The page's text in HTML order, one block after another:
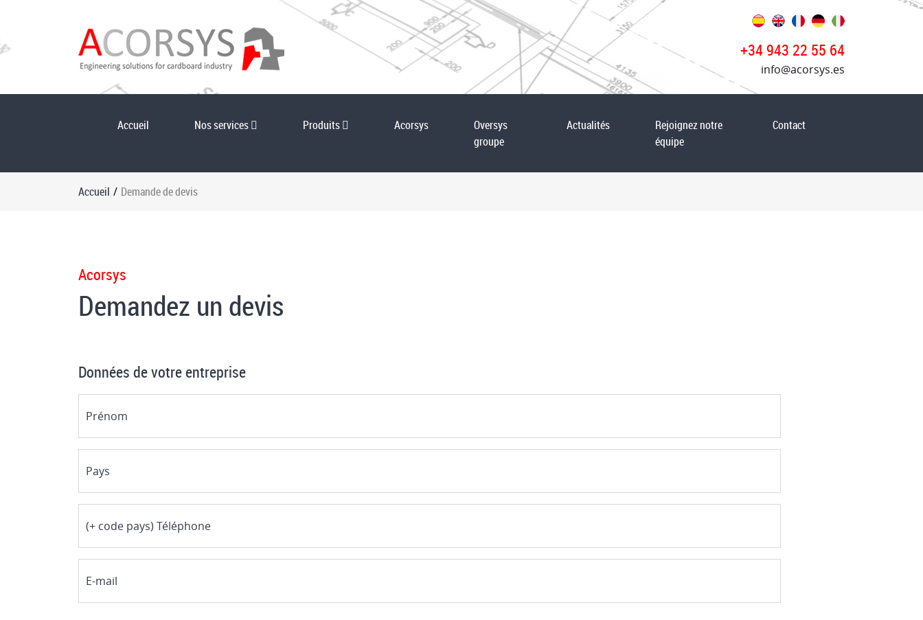
+34 943 22 55 64
info@acorsys.es
Accueil Nos services Produits Acorsys
Oversys
groupe
Actualités
Rejoignez notre
équipe
Contact
Accueil / Demande de devis
Acorsys
Demandez un devis
Données de votre entreprise